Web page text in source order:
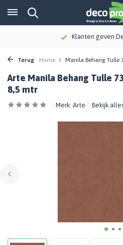
Klanten geven
Terug Home Manila Behang Tulle
Arte Manila Behang Tulle
8,5 mtr
Merk: Arte Bekijk